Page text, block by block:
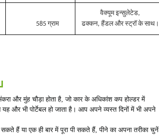
585 ग्राम
वैक्यूम इन्सुलेटेड,
ढक्कन, हैंडल और स्ट्रॉ के साथ।
और मुंह चौड़ा होता है, जो कार के अधिकांश कप होल्डर में
और भी पोर्टेबल हो जाता है। आप अपने व्यस्त दिनों में भी अपने
हैं या एक ही बार में पूरा पी सकते हैं, पीने का अपना तरीका चुनें